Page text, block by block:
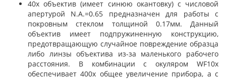
40х объектив (имеет синюю окантовку) с числовой
апертурой N.A.=0.65 предназначен для работы с
покровным стеклом толщиной 0.17мм. Данный
объектив имеет подпружиненную конструкцию,
предотвращающую случайное повреждение образца
либо линзы объектива из-за маленького рабочего
расстояния. В комбинации с окуляром WF10x
обеспечивает 400х общее увеличение прибора, а с